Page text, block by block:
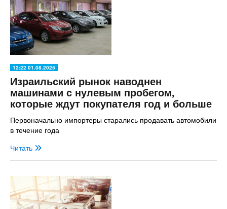
12:22 01.08.2025
Израильский рынок наводнен
машинами с нулевым пробегом,
которые ждут покупателя год и больше
Первоначально импортеры старались продавать автомобили
в течение года
Читать